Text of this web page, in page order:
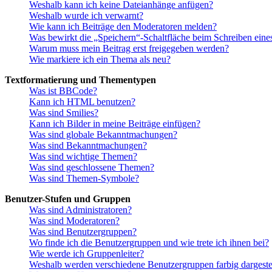
Weshalb kann ich keine Dateianhänge anfügen?
Weshalb wurde ich verwarnt?
Wie kann ich Beiträge den Moderatoren melden?
Was bewirkt die „Speichern“-Schaltfläche beim Schreiben
Warum muss mein Beitrag erst freigegeben werden?
Wie markiere ich ein Thema als neu?
Textformatierung und Thementypen
Was ist BBCode?
Kann ich HTML benutzen?
Was sind Smilies?
Kann ich Bilder in meine Beiträge einfügen?
Was sind globale Bekanntmachungen?
Was sind Bekanntmachungen?
Was sind wichtige Themen?
Was sind geschlossene Themen?
Was sind Themen-Symbole?
Benutzer-Stufen und Gruppen
Was sind Administratoren?
Was sind Moderatoren?
Was sind Benutzergruppen?
Wo finde ich die Benutzergruppen und wie trete ich ihnen bei?
Wie werde ich Gruppenleiter?
Weshalb werden verschiedene Benutzergruppen farbig